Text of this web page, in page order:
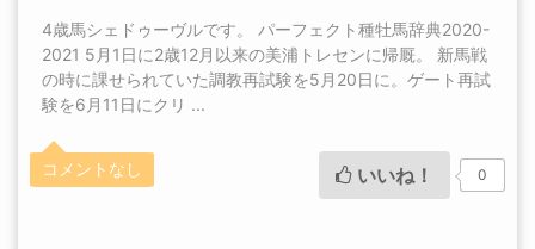
4歳馬シェドゥーヴルです。 パーフェクト種牡馬辞典2020-
2021 5月1日に2歳12月以来の美浦トレセンに帰厩。 新馬戦
の時に課せられていた調教再試験を5月20日に。ゲート再試
験を6月11日にクリ ...
コメントなし いいね！ 0